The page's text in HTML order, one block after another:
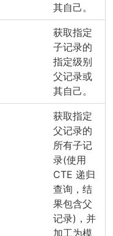
其自己。
获取指定
子记录的
指定级别
父记录或
其自己。
获取指定
父记录的
所有子记
录(使用
CTE 递归
查询，结
果包含父
记录)，并
加工为模